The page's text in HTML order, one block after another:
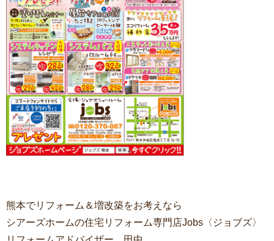
熊本でリフォーム＆増改築をお考えなら
シアーズホームの住宅リフォーム専門店Jobs〈ジョブズ〉